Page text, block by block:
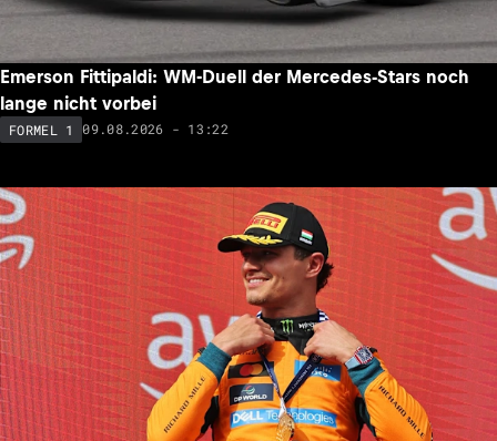
Emerson Fittipaldi: WM-Duell der Mercedes-Stars noch
lange nicht vorbei
FORMEL 1 09.08.2026 - 13:22